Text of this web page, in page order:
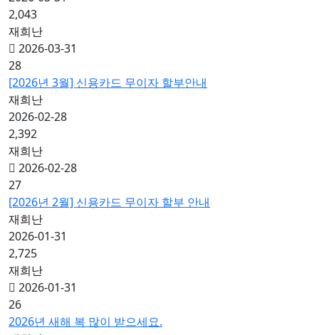
2,043
재희난
2026-03-31
28
[2026년 3월] 신용카드 무이자 할부안내
재희난
2026-02-28
2,392
재희난
2026-02-28
27
[2026년 2월] 신용카드 무이자 할부 안내
재희난
2026-01-31
2,725
재희난
2026-01-31
26
2026년 새해 복 많이 받으세요.